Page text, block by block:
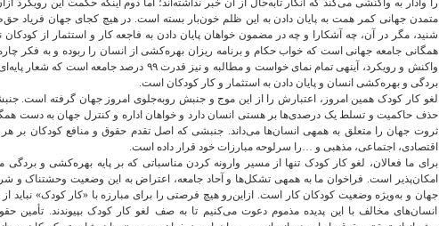
را وادار به واکنشی می‌کند که انگار تابه‌حال از آن خبر نداشته‌اند؛ اما دوم اینکه حکمت این رویکرد
متمدن جهانی کمر همت به پایان دادن به این ظلم خون‌بار بسته است. در هیچ کجای جهان فریاد
شنید، مگر در آن، چه آشکارا و چه در مضمون خواهان پایان دادن به فاجعه کار و استثمار از کودکان
همگانی جامعه جهانی است که خواب حکام و برنامه ریزان بهره‌کشی از انسان را ربوده و به فکر
واکنش و رویکرد، آینه‍ی تمام نمای خواست و مطالبه و نیز قدرت ۹۹ درصد
بردگی و بهره‌کشی انسان و پایان دادن به استثمار و کار کودکان است.
لغو کار کودک همین امروز، اعتبارش را از این موج و جنبش روبه‌جلوی امروز جهان گرفته است.
حذف حاکمیت و تسلط یک درصدی‌ها بر هستی انسان دارد و خواهان اداره و کنترل جهان به دست
ثروت جهان را متعلق به همه‍ی انسان‌ها می‌داند. جنبشی که اصل تقدم حقوق و منافع کودکان بر
اقتصادی، اجتماعی، مذهبی و …را سرلوحه مبارزات خود قرار داده است.
برای ما فعالان، لغو کار کودک تنها از مسیر وارونه کردن مناسباتی که بر پایه بهره‌کشی و
امکان‌پذیر است. فراخوان ما به همه‍ی تشکل‌ها و آحاد جامعه، اعتراض به این وضعیت وحشتناک و
جهان و به‌ویژه وضعیت کودکان کار است. ازاین‌رو هیچ فرصتی را برای مبارزه با «کار کودک» نباید
انسان‌های مخالف با این پدیده مذموم دعوت می‌کنیم تا به صف لغو کار کودک بپیوندند. تأمین